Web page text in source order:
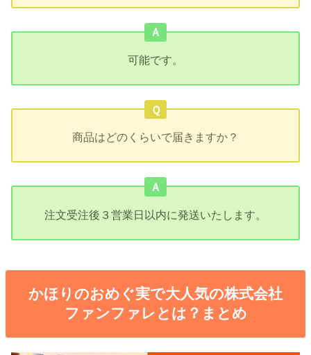
Ａ
可能です。
Ｑ
商品はどのくらいで届きますか？
Ａ
注文受注後３営業日以内に発送いたします。
かほりのおめぐ実で大人気の株式会社
ファンファレとは？まとめ